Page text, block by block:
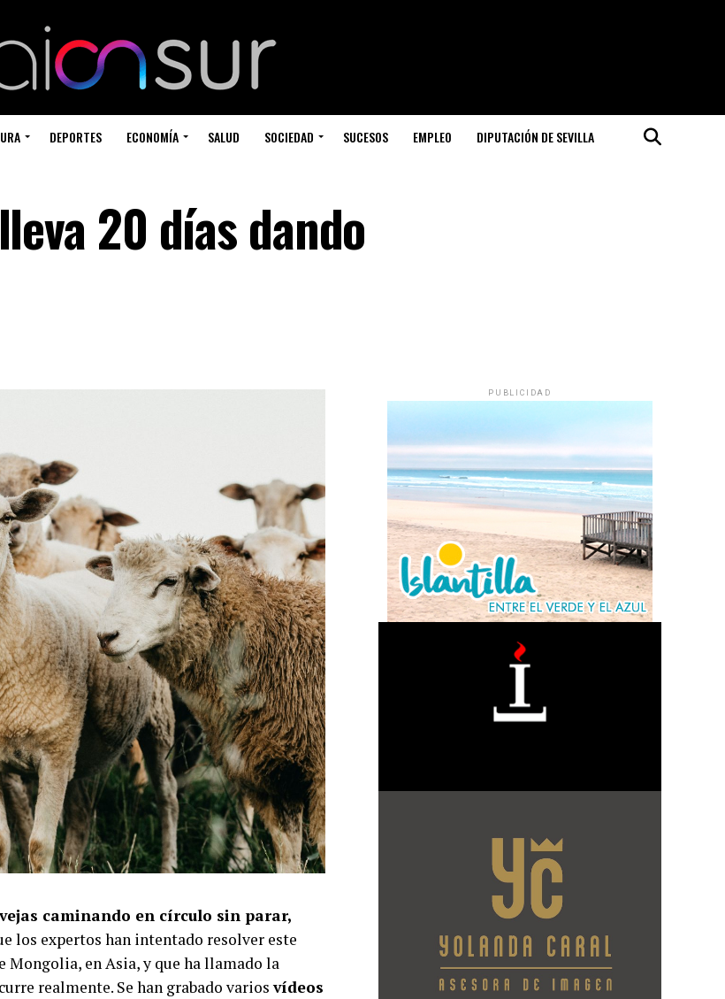
DEPORTES ECONOMÍA SALUD SOCIEDAD SUCESOS EMPLEO DIPUTACIÓN DE SEVILLA
20 días dando
caminando en círculo sin parar,
los expertos han intentado resolver este
Mongolia, en Asia, y que ha llamado la
realmente. Se han grabado variosvídeos
PUBLICIDAD